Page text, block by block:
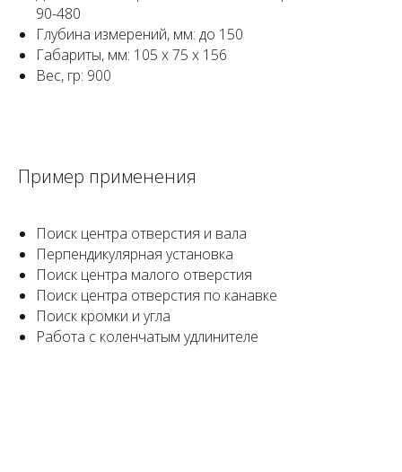
90-480
Глубина измерений, мм: до 150
Габариты, мм: 105 x 75 x 156
Вес, гр: 900
Пример применения
Поиск центра отверстия и вала
Перпендикулярная установка
Поиск центра малого отверстия
Поиск центра отверстия по канавке
Поиск кромки и угла
Работа с коленчатым удлинителе